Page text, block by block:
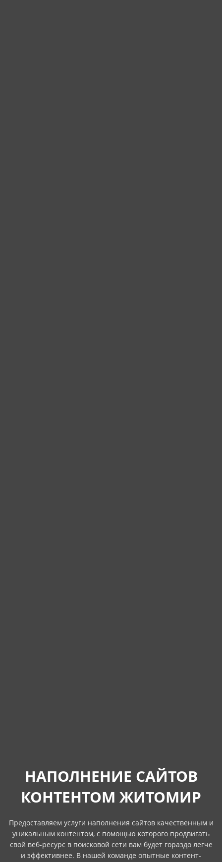
НАПОЛНЕНИЕ САЙТОВ
КОНТЕНТОМ ЖИТОМИР
Предоставляем услуги наполнения сайтов качественным и
уникальным контентом, с помощью которого продвигать
свой веб-ресурс в поисковой сети вам будет гораздо легче
и эффективнее. В нашей команде опытные контент-